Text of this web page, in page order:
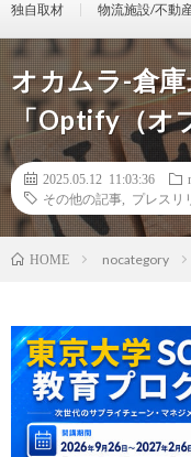
独自取材 物流施設/不動
オカムラ-倉
「Optify（オ
2025.05.12 11:03:36
その他の記事
プレスリ
HOME nocategory